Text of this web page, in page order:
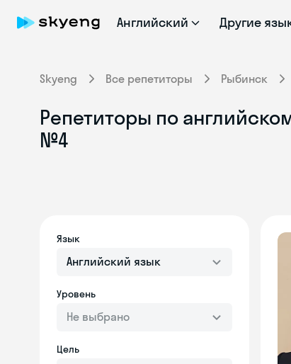
Английский Другие
Skyeng Все репетиторы Рыбинск
Репетиторы по
№4
Язык
Английский язык
Уровень
Не выбрано
Цель